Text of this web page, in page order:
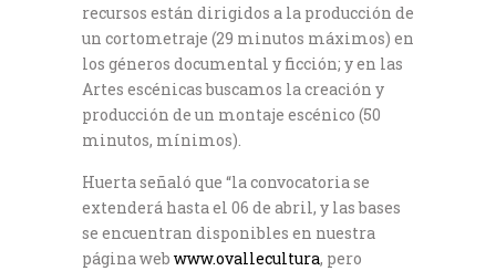
recursos están dirigidos a la producción de
un cortometraje (29 minutos máximos) en
los géneros documental y ficción; y en las
Artes escénicas buscamos la creación y
producción de un montaje escénico (50
minutos, mínimos).
Huerta señaló que “la convocatoria se
extenderá hasta el 06 de abril, y las bases
se encuentran disponibles en nuestra
página web www.ovallecultura, pero